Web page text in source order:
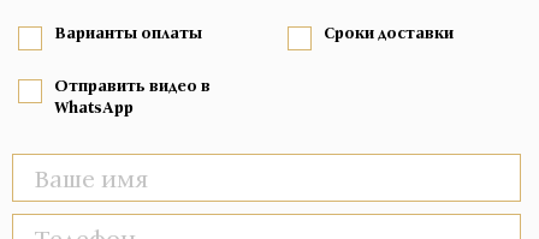
Варианты оплаты Сроки доставки
Отправить видео в
WhatsApp